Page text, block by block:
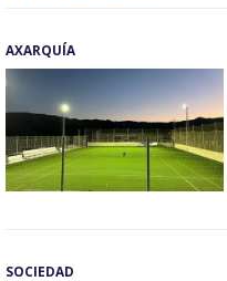
AXARQUÍA
SOCIEDAD